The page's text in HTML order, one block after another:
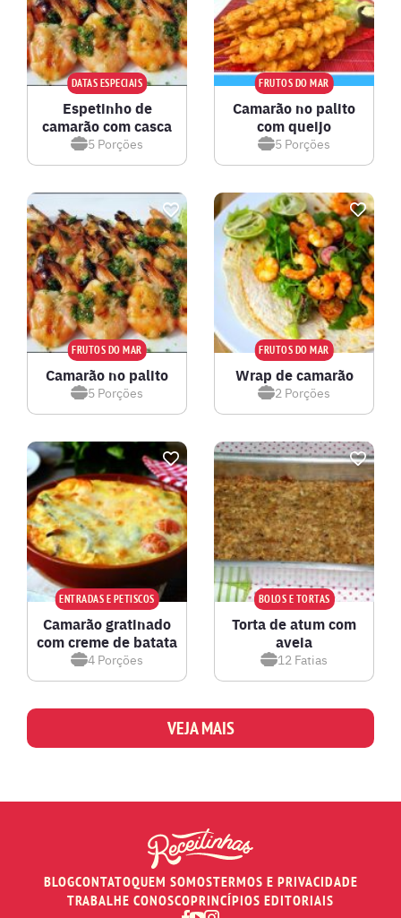
DATAS ESPECIAIS
Espetinho de
camarão com casca
5 Porções
FRUTOS DO MAR
Camarão no palito
com queijo
5 Porções
FRUTOS DO MAR
Camarão no palito
5 Porções
FRUTOS DO MAR
Wrap de camarão
2 Porções
ENTRADAS E PETISCOS
Camarão gratinado
com creme de batata
4 Porções
BOLOS E TORTAS
Torta de atum com
aveia
12 Fatias
VEJA MAIS
BLOGCONTATOQUEM SOMOSTERMOS E PRIVACIDADE
TRABALHE CONOSCOPRINCÍPIOS EDITORIAIS